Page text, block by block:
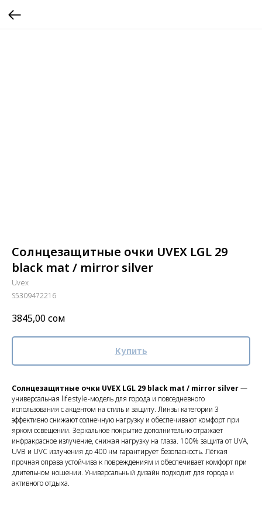
Солнцезащитные очки UVEX LGL 29
black mat / mirror silver
Uvex
S5309472216
3845,00сом
Купить
Солнцезащитные очки UVEX LGL 29 black mat / mirror silver—
универсальная lifestyle-модель для города и повседневного
использования с акцентом на стиль и защиту. Линзы категории 3
эффективно снижают солнечную нагрузку и обеспечивают комфорт при
ярком освещении. Зеркальное покрытие дополнительно отражает
инфракрасное излучение, снижая нагрузку на глаза. 100% защита от UVA,
UVB и UVC излучения до 400 нм гарантирует безопасность. Лёгкая
прочная оправа устойчива к повреждениям и обеспечивает комфорт при
длительном ношении. Универсальный дизайн подходит для города и
активного отдыха.